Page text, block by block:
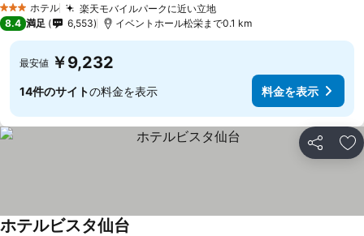
3 ホテルのランク
ホテル 楽天モバイルパークに近い立地
8.4 満足 6,553 イベントホール松栄まで0.1 km
最安値 ￥9,232
14件のサイトの料金を表示 料金を表示
シェア お
ホテルビスタ仙台